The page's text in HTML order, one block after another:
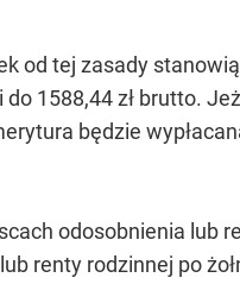
od tej zasady
1588,44 zł brutto.
będzie
odosobnienia lub
renty rodzinnej po